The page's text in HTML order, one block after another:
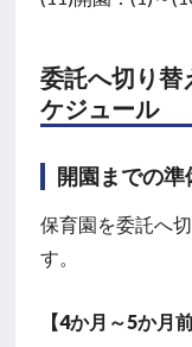
委託へ切り替
ケジュール
開園までの
保育園を委託へ
す。
【4か月～5か月前